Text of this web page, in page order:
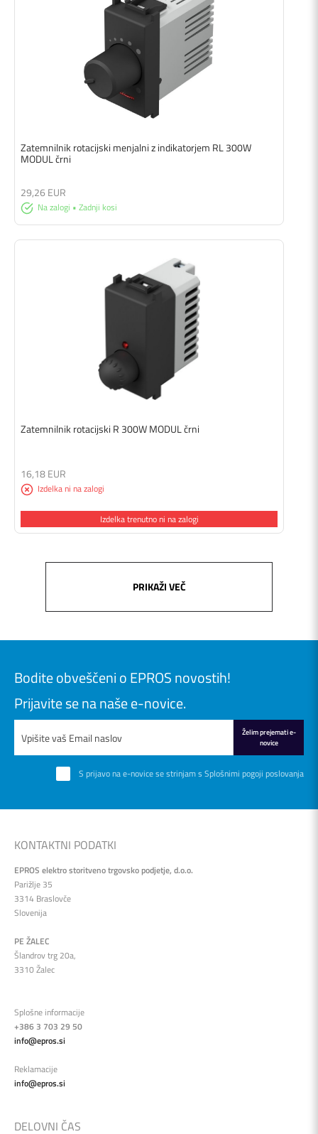
Zatemnilnik rotacijski menjalni z indikatorjem RL 300W
MODUL črni
Na zalogi • Zadnji kosi
29,26 EUR
Zatemnilnik rotacijski R 300W MODUL črni
Izdelka ni na zalogi
16,18 EUR
Izdelka trenutno ni na zalogi
PRIKAŽI VEČ
Bodite obveščeni o EPROS novostih!
Prijavite se na naše e-novice.
Želim prejemati e-
novice
S prijavo na e-novice se strinjam s Splošnimi pogoji poslovanja
KONTAKTNI PODATKI
EPROS elektro storitveno trgovsko podjetje, d.o.o.
Parižlje 35
3314 Braslovče
Slovenija
PE ŽALEC
Šlandrov trg 20a,
3310 Žalec
Splošne informacije
+386 3 703 29 50
info@epros.si
Reklamacije
info@epros.si
DELOVNI ČAS